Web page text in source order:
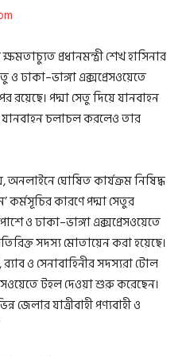
প্রধানমন্ত্রী শেখ হাসিনার
ও ঢাকা–ভাঙ্গা এক্সপ্রেসওয়েতে
রয়েছে। পদ্মা সেতু দিয়ে যানবাহন
যানবাহন চলাচল করলেও তার
ঘোষিত কার্যক্রম নিষিদ্ধ
কারণে পদ্মা সেতুর
ও ঢাকা–ভাঙ্গা এক্সপ্রেসওয়েতে
সদস্য মোতায়েন করা হয়েছে।
ও সেনাবাহিনীর সদস্যরা টোল
টহল দেওয়া শুরু করেছেন।
জেলার যাত্রীবাহী পণ্যবাহী ও